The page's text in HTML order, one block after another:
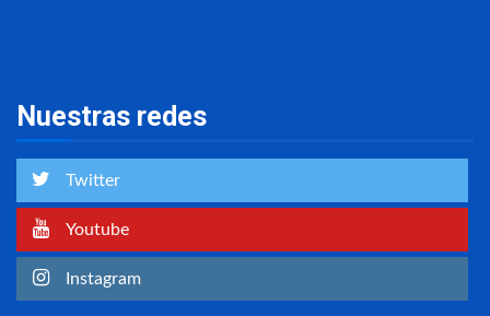
Nuestras redes
Twitter
Youtube
Instagram